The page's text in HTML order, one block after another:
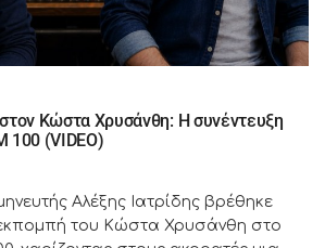
Κώστα Χρυσάνθη: Η συνέντευξη
100 (VIDEO)
Αλέξης Ιατρίδης βρέθηκε
του Κώστα Χρυσάνθη στο